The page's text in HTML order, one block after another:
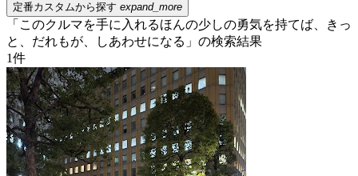
定番カスタムから探す expand_more
「このクルマを手に入れるほんの少しの勇気を持てば、きっ
と、だれもが、しあわせになる」の検索結果
1件